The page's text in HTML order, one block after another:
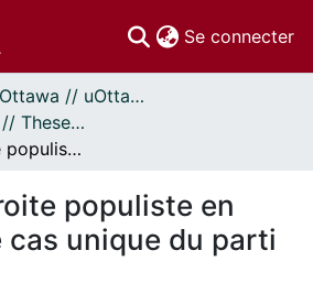
Se connecter
Thèses uOttawa // uOttawa Theses
- Thèses, 2011 - // Theses, 2011 -
L'extrême droite populiste en Espagne : le cas unique du parti Vox
populiste en
cas unique du parti